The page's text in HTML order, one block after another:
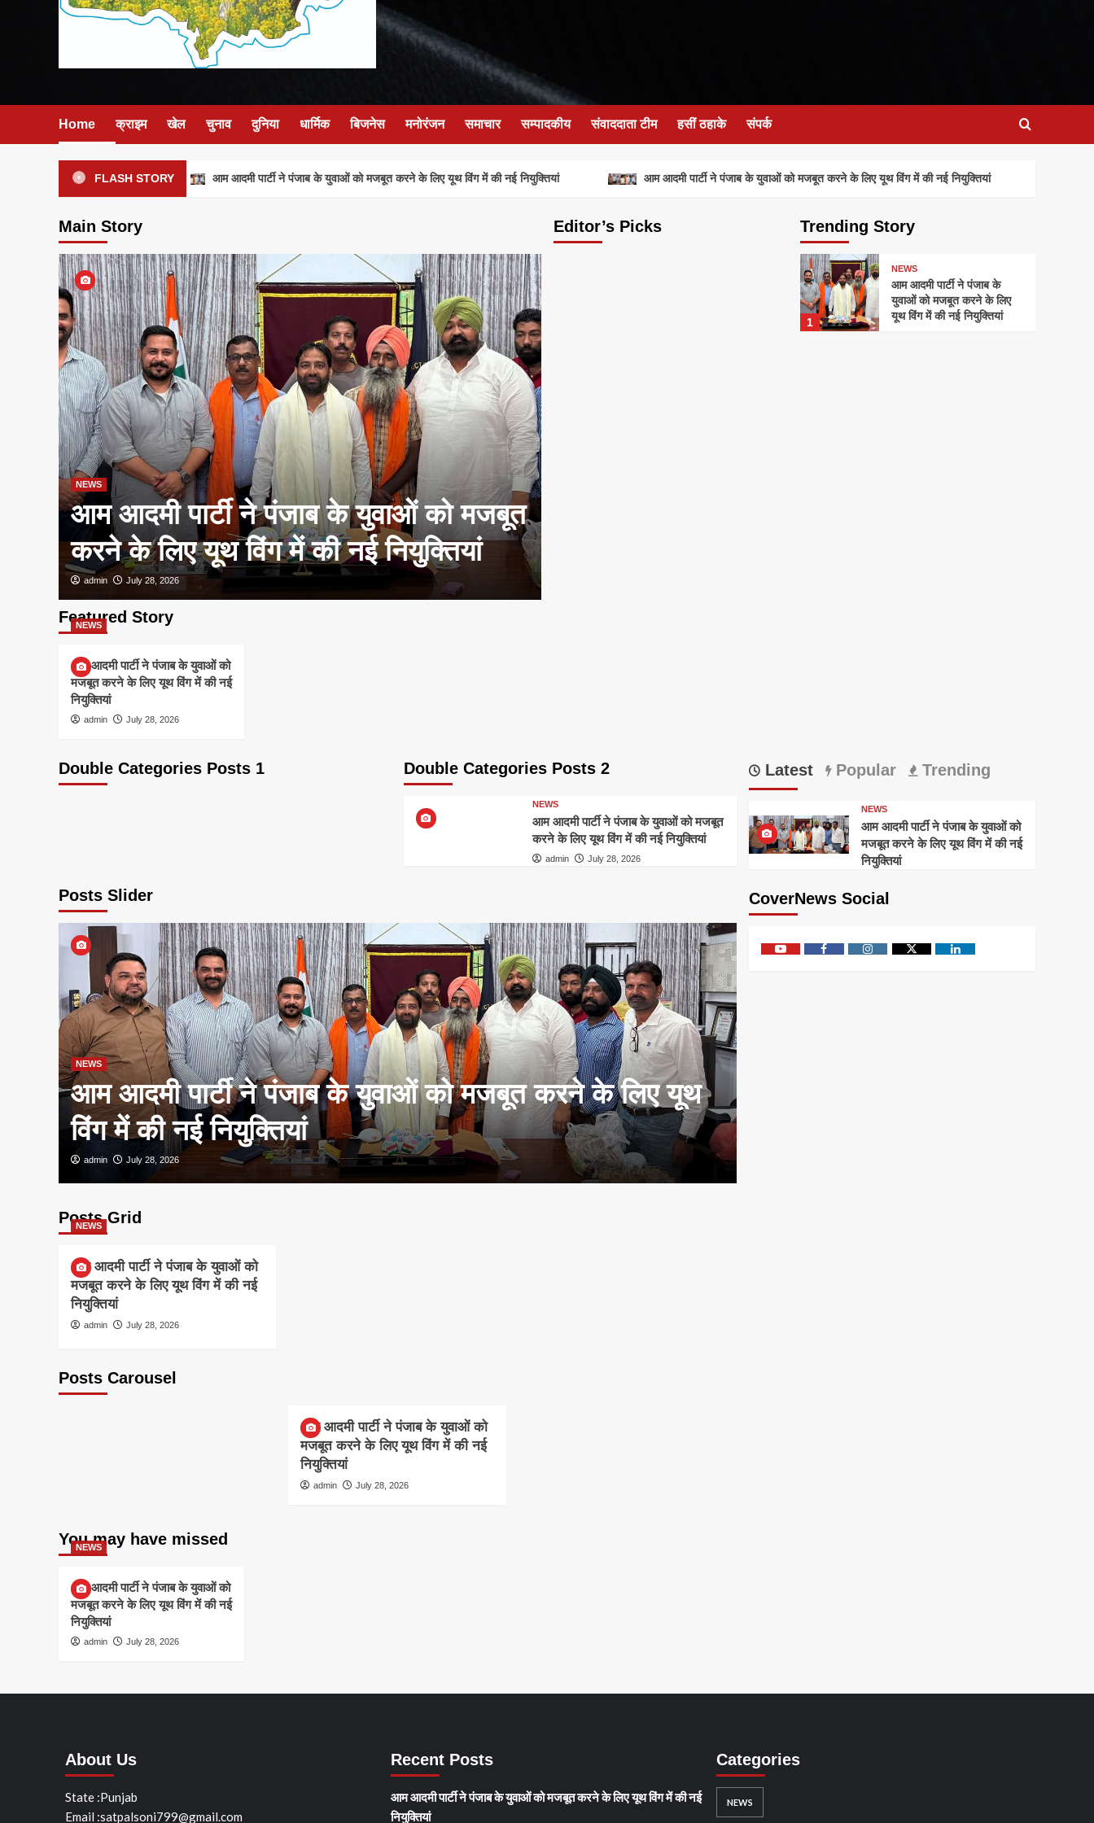
Home क्राइम खेल चुनाव दुनिया धार्मिक बिजनेस मनोरंजन समाचार सम्पादकीय संवाददाता टीम हसीं ठहाके संपर्क
FLASH STORY आम आदमी पार्टी ने पंजाब के युवाओं को मजबूत करने के लिए यूथ विंग में की नई नियुक्तियां आम आदमी पार्टी ने पंजाब के युवाओं को मजबूत करने के लिए यूथ विंग में की नई नियुक्तियां
Main Story
NEWS
आम आदमी पार्टी ने पंजाब के युवाओं को मजबूत
करने के लिए यूथ विंग में की नई नियुक्तियां
admin July 28, 2026
Editor’s Picks Trending Story
1
NEWS
आम आदमी पार्टी ने पंजाब के
युवाओं को मजबूत करने के लिए
यूथ विंग में की नई नियुक्तियां
Featured Story
NEWS
आम आदमी पार्टी ने पंजाब के युवाओं को
मजबूत करने के लिए यूथ विंग में की नई
नियुक्तियां
admin July 28, 2026
Double Categories Posts 1 Double Categories Posts 2
NEWS
आम आदमी पार्टी ने पंजाब के युवाओं को मजबूत
करने के लिए यूथ विंग में की नई नियुक्तियां
admin July 28, 2026
Posts Slider
NEWS
आम आदमी पार्टी ने पंजाब के युवाओं को मजबूत करने के लिए यूथ
विंग में की नई नियुक्तियां
admin July 28, 2026
Posts Grid
NEWS
आम आदमी पार्टी ने पंजाब के युवाओं को
मजबूत करने के लिए यूथ विंग में की नई
नियुक्तियां
admin July 28, 2026
Posts Carousel
आम आदमी पार्टी ने पंजाब के युवाओं को
मजबूत करने के लिए यूथ विंग में की नई
नियुक्तियां
admin July 28, 2026
Latest Popular Trending
NEWS
आम आदमी पार्टी ने पंजाब के युवाओं को
मजबूत करने के लिए यूथ विंग में की नई
नियुक्तियां
CoverNews Social
YoutubeFacebookInstagramTwitter Linkedin
You may have missed
NEWS
आम आदमी पार्टी ने पंजाब के युवाओं को
मजबूत करने के लिए यूथ विंग में की नई
नियुक्तियां
admin July 28, 2026
About Us
State :Punjab
Email :satpalsoni799@gmail.com
Recent Posts
आम आदमी पार्टी ने पंजाब के युवाओं को मजबूत करने के लिए यूथ विंग में की नई
नियुक्तियां
Categories
NEWS